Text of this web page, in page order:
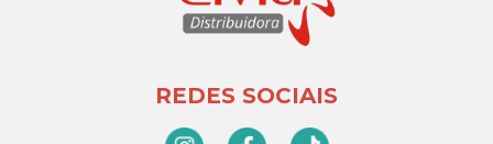
REDES SOCIAIS